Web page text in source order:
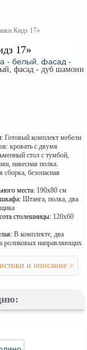
Кидз 17»
17»
фасад - дуб шамони
Готовый комплект мебели
кровать с двумя
стол с тумбой,
навесная полка.
сборка, безопасная
места: 190х80 см
Штанга, полка, два
столешницы: 120х60
В комплекте, два
роликовых направляющих
и описание >